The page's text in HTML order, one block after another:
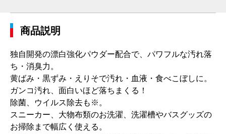
商品説明
独自開発の漂白強化パウダー配合で、パワフルな汚れ落
ち・消臭力。
黄ばみ・黒ずみ・えりそで汚れ・血液・食べこぼしに。
ガンコ汚れ、面白いほど落ちまくる！
除菌、ウイルス除去も※。
スニーカー、大物布類のお洗濯、洗濯槽やバスグッズの
お掃除まで幅広く使える。